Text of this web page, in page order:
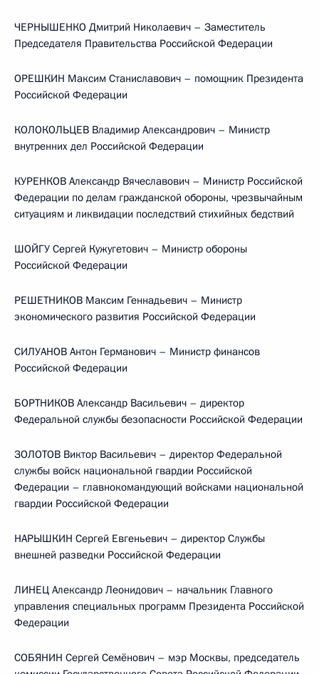
ЧЕРНЫШЕНКО Дмитрий Николаевич – Заместитель
Председателя Правительства Российской Федерации
ОРЕШКИН Максим Станиславович – помощник Президента
Российской Федерации
КОЛОКОЛЬЦЕВ Владимир Александрович – Министр
внутренних дел Российской Федерации
КУРЕНКОВ Александр Вячеславович – Министр Российской
Федерации по делам гражданской обороны, чрезвычайным
ситуациям и ликвидации последствий стихийных бедствий
ШОЙГУ Сергей Кужугетович – Министр обороны
Российской Федерации
РЕШЕТНИКОВ Максим Геннадьевич – Министр
экономического развития Российской Федерации
СИЛУАНОВ Антон Германович – Министр финансов
Российской Федерации
БОРТНИКОВ Александр Васильевич – директор
Федеральной службы безопасности Российской Федерации
ЗОЛОТОВ Виктор Васильевич – директор Федеральной
службы войск национальной гвардии Российской
Федерации – главнокомандующий войсками национальной
гвардии Российской Федерации
НАРЫШКИН Сергей Евгеньевич – директор Службы
внешней разведки Российской Федерации
ЛИНЕЦ Александр Леонидович – начальник Главного
управления специальных программ Президента Российской
Федерации
СОБЯНИН Сергей Семёнович – мэр Москвы, председатель